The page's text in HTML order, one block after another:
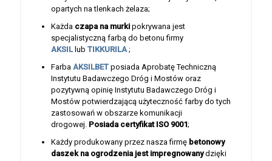
opartych na tlenkach żelaza;
Każda czapa na murki pokrywana jest
specjalistyczną farbą do betonu firmy
AKSIL lub TIKKURILA ;
Farba AKSILBET posiada Aprobatę Techniczną
Instytutu Badawczego Dróg i Mostów oraz
pozytywną opinię Instytutu Badawczego Dróg i
Mostów potwierdzającą użyteczność farby do tych
zastosowań w obszarze komunikacji
drogowej. Posiada certyfikat ISO 9001;
Każdy produkowany przez nasza firmę betonowy
daszek na ogrodzenia jest impregnowanydzięki